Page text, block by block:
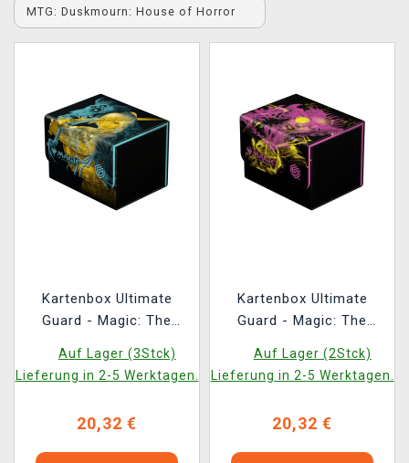
MTG: Duskmourn: House of Horror
Kartenbox Ultimate
Guard - Magic: The
House of Horror - The
Wandering Rescuer
Auf Lager (3Stck)
Lieferung in 2-5 Werktagen.
20,32 €
Kartenbox Ultimate
Guard - Magic: The
House of Horror -
Zimone, All-Questioning
Auf Lager (2Stck)
Lieferung in 2-5 Werktagen.
20,32 €